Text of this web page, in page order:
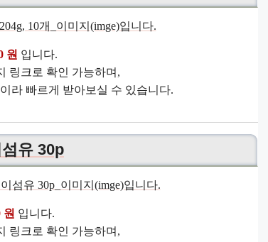
원 입니다.
링크로 확인 가능하며,
라 빠르게 받아보실 수 있습니다.
유 30p
원 입니다.
링크로 확인 가능하며,